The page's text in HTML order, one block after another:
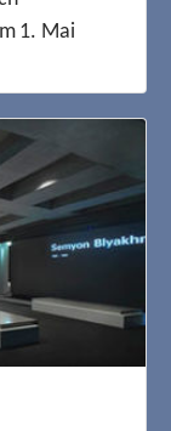
1. Mai